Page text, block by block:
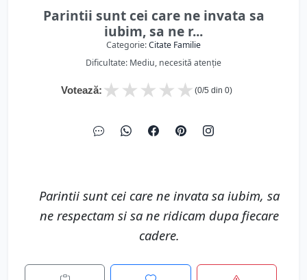
Parintii sunt cei care ne invata sa
iubim, sa ne r...
Categorie:Citate Familie
Dificultate: Mediu, necesită atenție
Votează: ★
★
★
★
★ (0/5 din 0)
Parintii sunt cei care ne invata sa iubim, sa
ne respectam si sa ne ridicam dupa fiecare
cadere.